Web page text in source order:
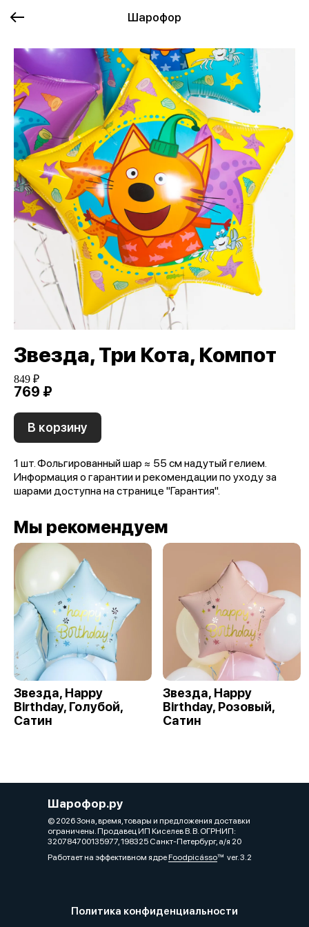
Шарофор
Звезда, Три Кота, Компот
849 ₽
769 ₽
В корзину
1 шт. Фольгированный шар ≈ 55 см надутый гелием.
Информация о гарантии и рекомендации по уходу за
шарами доступна на странице "Гарантия".
Мы рекомендуем
Звезда, Happy
Birthday, Голубой,
Сатин
Звезда, Happy
Birthday, Розовый,
Сатин
Шарофор.ру
© 2026 Зона, время, товары и предложения доставки
ограничены. Продавец ИП Киселев В. В. ОГРНИП:
320784700135977, 198325 Санкт-Петербург, а/я 20
Работает на эффективном ядреFoodpicássover. 3.2
Политика конфиденциальности